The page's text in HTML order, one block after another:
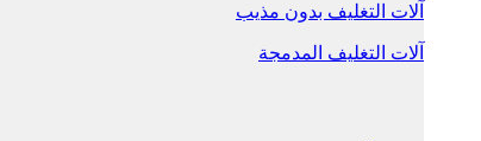
آلات التغليف بدون مذيب
آلات التغليف المدمجة